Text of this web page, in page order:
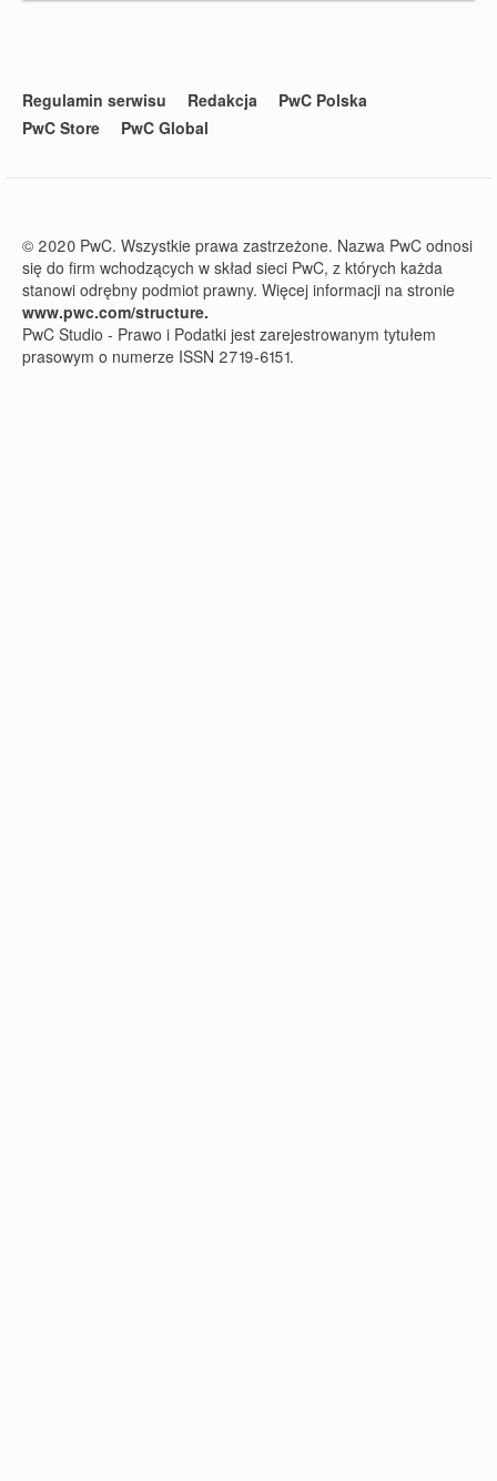
Regulamin serwisu Redakcja
PwC Polska
PwC Store
PwC Global
© 2020 PwC. Wszystkie prawa zastrzeżone. Nazwa PwC odnosi
się do firm wchodzących w skład sieci PwC, z których każda
stanowi odrębny podmiot prawny. Więcej informacji na stronie
www.pwc.com/structure.
PwC Studio - Prawo i Podatki jest zarejestrowanym tytułem
prasowym o numerze ISSN 2719-6151.